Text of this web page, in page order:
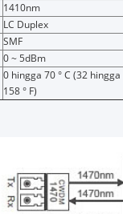
1410nm
LC Duplex
SMF
0 ~ 5dBm
0 hingga 70 ° C (32 hingga
158 ° F)